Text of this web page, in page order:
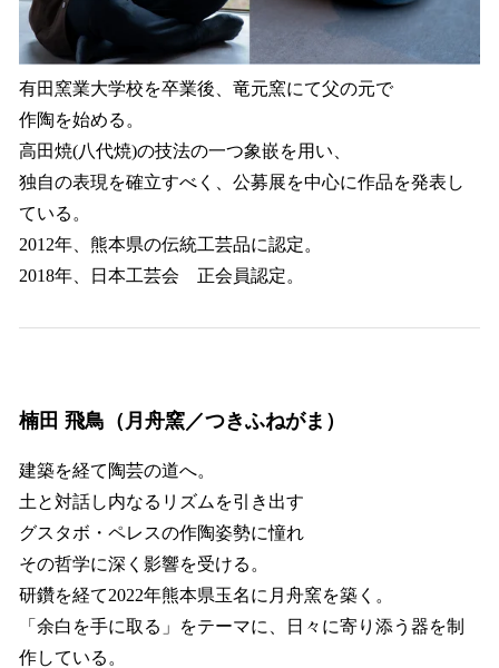
有田窯業大学校を卒業後、竜元窯にて父の元で
作陶を始める。
高田焼(八代焼)の技法の一つ象嵌を用い、
独自の表現を確立すべく、公募展を中心に作品を発表し
ている。
2012年、熊本県の伝統工芸品に認定。
​​2018年、日本工芸会 正会員認定。
楠田 飛鳥（月舟窯／つきふねがま）
建築を経て陶芸の道へ。
土と対話し内なるリズムを引き出す
グスタボ・ペレスの作陶姿勢に憧れ
その哲学に深く影響を受ける。
研鑽を経て2022年熊本県玉名に月舟窯を築く。
「余白を手に取る」をテーマに、日々に寄り添う器を制
作している。